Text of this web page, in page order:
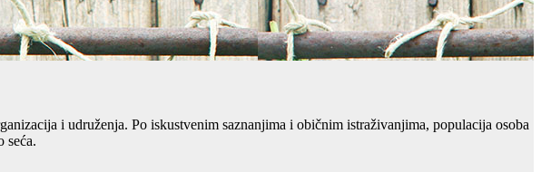
i udruženja. Po iskustvenim saznanjima i običnim istraživanjima, populacija osoba
seća.